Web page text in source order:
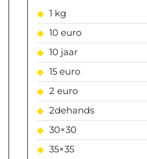
1 kg
10 euro
10 jaar
15 euro
2 euro
2dehands
30×30
35×35